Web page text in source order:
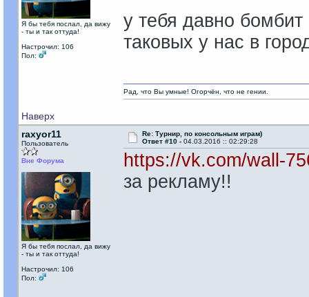
Я бы тебя послал, да вижу
- ты и так оттуда!
Настрочил: 106
Пол:
у тебя давно
таковых у нас в
Наверх
Рад, что Вы умные! Огорчён, что не гении.
raxyor11
Пользователь
Вне Форума
Я бы тебя послал, да вижу
- ты и так оттуда!
Настрочил: 106
Пол:
Re: Турнир, по консольным играм)
Ответ #10 - 04.03.2016 :: 02:29:28
https://vk.com/wall-
за рекламу!!